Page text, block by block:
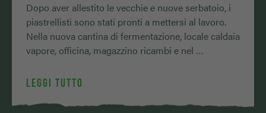
Dopo aver allestito le vecchie e nuove serbatoio, i
piastrellisti sono stati pronti a mettersi al lavoro.
Nella nuova cantina di fermentazione, locale caldaia
vapore, officina, magazzino ricambi e nel …
LEGGI TUTTO